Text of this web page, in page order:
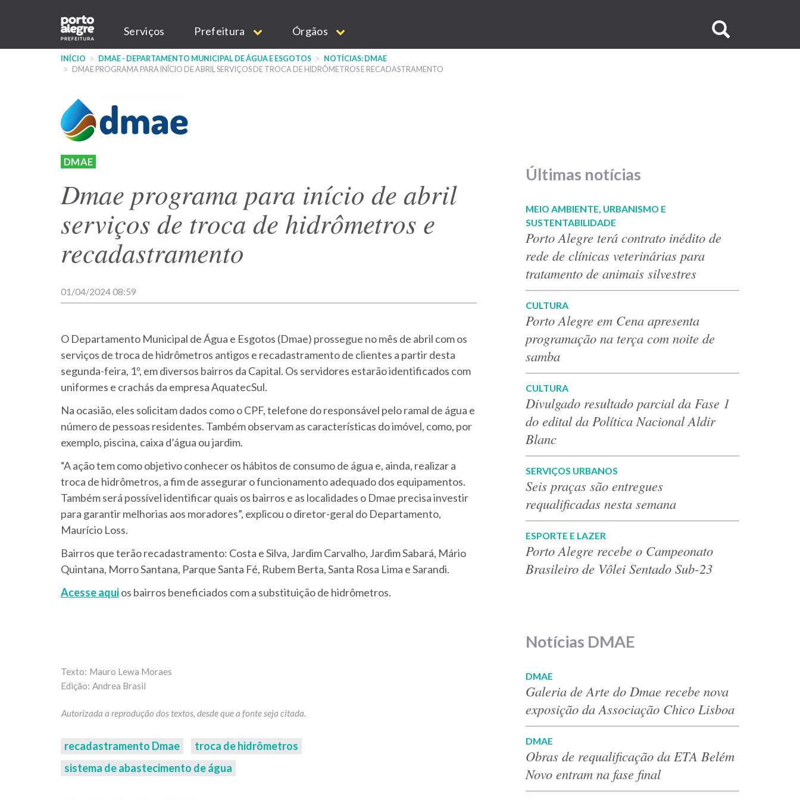
conteúdo
Main
navigation
Serviços Prefeitura Órgãos
no
INÍCIO DMAE - DEPARTAMENTO MUNICIPAL DE ÁGUA E ESGOTOS
NOTÍCIAS: DMAE
DMAE PROGRAMA PARA INÍCIO DE ABRIL SERVIÇOS DE TROCA DE HIDRÔMETROS E RECADASTRAMENTO
DMAE
Dmae programa para início de abril
serviços de troca de hidrômetros e
recadastramento
01/04/2024 08:59
O Departamento Municipal de Água e Esgotos (Dmae) prossegue no mês de abril com os
serviços de troca de hidrômetros antigos e recadastramento de clientes a partir desta
segunda-feira, 1º, em diversos bairros da Capital. Os servidores estarão identificados com
uniformes e crachás da empresa AquatecSul.
Na ocasião, eles solicitam dados como o CPF, telefone do responsável pelo ramal de água e
número de pessoas residentes. Também observam as características do imóvel, como, por
exemplo, piscina, caixa d’água ou jardim.
“A ação tem como objetivo conhecer os hábitos de consumo de água e, ainda, realizar a
troca de hidrômetros, a fim de assegurar o funcionamento adequado dos equipamentos.
Também será possível identificar quais os bairros e as localidades o Dmae precisa investir
para garantir melhorias aos moradores”, explicou o diretor-geral do Departamento,
Maurício Loss.
Bairros que terão recadastramento: Costa e Silva, Jardim Carvalho, Jardim Sabará, Mário
Quintana, Morro Santana, Parque Santa Fé, Rubem Berta, Santa Rosa Lima e Sarandi.
Acesse aquios bairros beneficiados com a substituição de hidrômetros.
Mauro Lewa Moraes
Andrea Brasil
recadastramento Dmae
troca de hidrômetros
sistema de abastecimento de água
Últimas notícias
MEIO AMBIENTE, URBANISMO E
SUSTENTABILIDADE
Porto Alegre terá contrato inédito de
rede de clínicas veterinárias para
tratamento de animais silvestres
CULTURA
Porto Alegre em Cena apresenta
programação na terça com noite de
samba
CULTURA
Divulgado resultado parcial da Fase 1
do edital da Política Nacional Aldir
Blanc
SERVIÇOS URBANOS
Seis praças são entregues
requalificadas nesta semana
ESPORTE E LAZER
Porto Alegre recebe o Campeonato
Brasileiro de Vôlei Sentado Sub-23
Notícias DMAE
DMAE
Galeria de Arte do Dmae recebe nova
exposição da Associação Chico Lisboa
DMAE
Obras de requalificação da ETA Belém
Novo entram na fase final